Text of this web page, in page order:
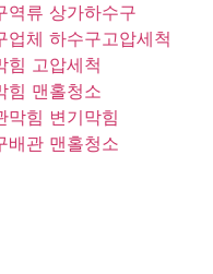
역류 상가하수구
업체 하수구고압세척
힘 고압세척
힘 맨홀청소
막힘 변기막힘
배관 맨홀청소